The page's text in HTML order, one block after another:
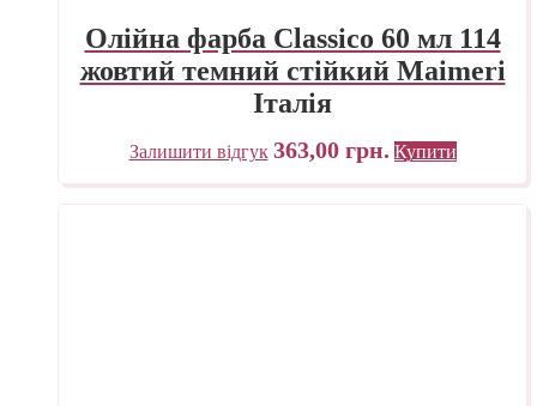
Олійна фарба Classico 60 мл 114
жовтий темний стійкий Maimeri
Італія
Залишити відгук 363,00 грн. Купити